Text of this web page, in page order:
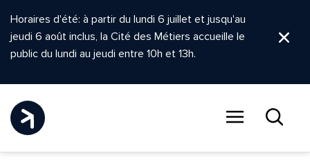
Horaires d'été: à partir du lundi 6 juillet et jusqu'au
jeudi 6 août inclus, la Cité des Métiers accueille le
public du lundi au jeudi entre 10h et 13h.